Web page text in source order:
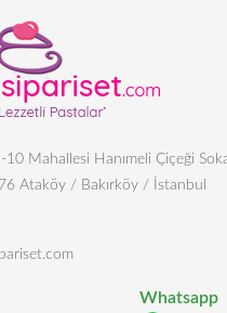
Mahallesi Hanımeli Çiçeği
Ataköy / Bakırköy / İstanbul
Whatsapp